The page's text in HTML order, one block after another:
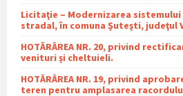
Licitaţie – Modernizarea
stradal, în comuna Şuteşti, judeţul
HOTĂRÂREA NR. 20, privind
venituri și cheltuieli.
HOTĂRÂREA NR. 19, privind
teren pentru amplasarea